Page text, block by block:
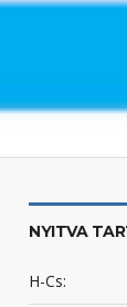
NYITVA
H-Cs: